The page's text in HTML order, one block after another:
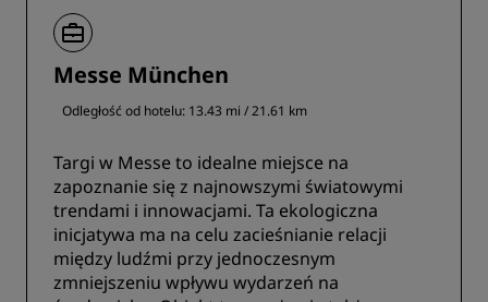
Messe München
Odległość od hotelu: 13.43 mi / 21.61 km
Targi w Messe to idealne miejsce na
zapoznanie się z najnowszymi światowymi
trendami i innowacjami. Ta ekologiczna
inicjatywa ma na celu zacieśnianie relacji
między ludźmi przy jednoczesnym
zmniejszeniu wpływu wydarzeń na